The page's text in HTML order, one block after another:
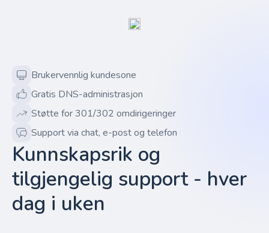
Brukervennlig kundesone
Gratis DNS-administrasjon
Støtte for 301/302 omdirigeringer
Support via chat, e-post og telefon
Kunnskapsrik og
tilgjengelig support - hver
dag i uken